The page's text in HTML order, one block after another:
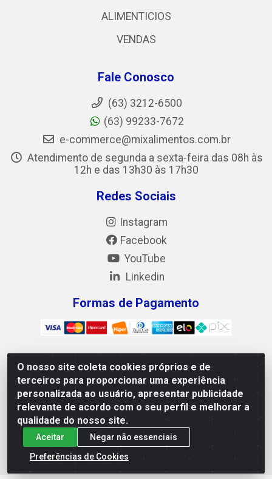
O nosso site coleta cookies próprios e de
terceiros para proporcionar uma experiência
personalizada ao usuário, apresentar publicidade
relevante de acordo com o seu perfil e melhorar a
qualidade do nosso site.
Aceitar
Negar não essenciais
Preferências de Cookies
ALIMENTICIOS
VENDAS
Fale Conosco
(63) 3212-6500
(63) 99233-7672
e-commerce@mixalimentos.com.br
Atendimento de segunda a sexta-feira das 08h às
12h e das 13h30 às 17h30
Redes Sociais
Instagram
Facebook
YouTube
Linkedin
Formas de Pagamento
Mix Alimentos LTDA - Quadra Asr Ne 55 (412 Norte), Alameda
02, S/N - Plano Diretor Norte, Palmas/TO - CEP 77.006-540 -
CNPJ 05.922.500/0001-02